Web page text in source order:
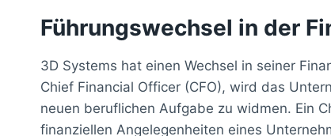
Führungswechsel in der
3D Systems hat einen Wechsel in seiner
Chief Financial Officer (CFO), wird das
neuen beruflichen Aufgabe zu widmen. Ein
finanziellen Angelegenheiten eines